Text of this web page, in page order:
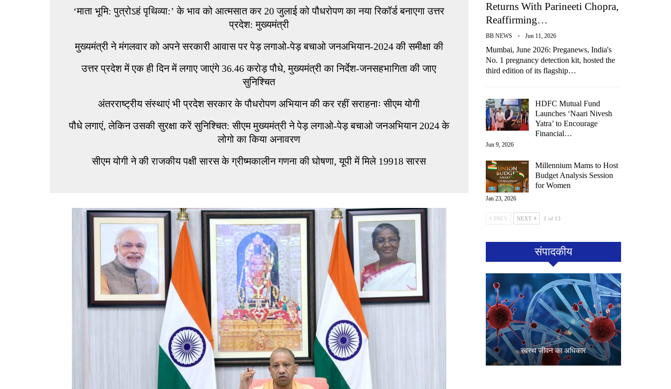
‘माता भूमि: पुत्रोऽहं पृथिव्या:’ के भाव को आत्मसात कर 20 जुलाई को पौधरोपण का नया रिकॉर्ड बनाएगा उत्तर
प्रदेश: मुख्यमंत्री
मुख्यमंत्री ने मंगलवार को अपने सरकारी आवास पर पेड़ लगाओ-पेड़ बचाओ जनअभियान-2024 की समीक्षा की
उत्तर प्रदेश में एक ही दिन में लगाए जाएंगे 36.46 करोड़ पौधे, मुख्यमंत्री का निर्देश-जनसहभागिता की जाए
सुनिश्चित
अंतरराष्ट्रीय संस्थाएं भी प्रदेश सरकार के पौधरोपण अभियान की कर रहीं सराहनाः सीएम योगी
पौधे लगाएं, लेकिन उसकी सुरक्षा करें सुनिश्चित: सीएम मुख्यमंत्री ने पेड़ लगाओ-पेड़ बचाओ जनअभियान 2024 के
लोगो का किया अनावरण
सीएम योगी ने की राजकीय पक्षी सारस के ग्रीष्मकालीन गणना की घोषणा, यूपी में मिले 19918 सारस
Returns With Parineeti Chopra,
Reaffirming…
BB NEWS Jun 11, 2026
Mumbai, June 2026: Preganews, India's
No. 1 pregnancy detection kit, hosted the
third edition of its flagship…
HDFC Mutual Fund
Launches ‘Naari Nivesh
Yatra’ to Encourage
Financial…
Jun 9, 2026
Millennium Mams to Host
Budget Analysis Session
for Women
Jan 23, 2026
PREV NEXT 1 of 13
संपादकीय
स्वस्थ जीवन का अधिकार